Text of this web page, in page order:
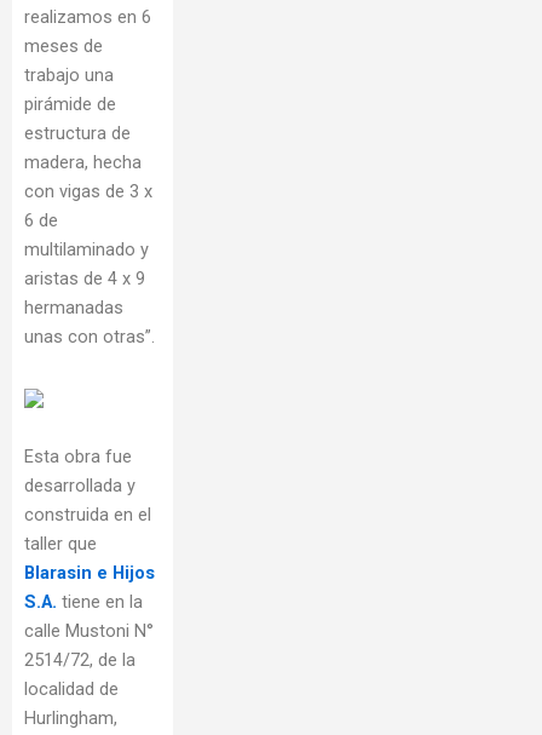
realizamos en 6
meses de
trabajo una
pirámide de
estructura de
madera, hecha
con vigas de 3 x
6 de
multilaminado y
aristas de 4 x 9
hermanadas
unas con otras”.
Esta obra fue
desarrollada y
construida en el
taller que
Blarasin e Hijos
S.A. tiene en la
calle Mustoni N°
2514/72, de la
localidad de
Hurlingham,